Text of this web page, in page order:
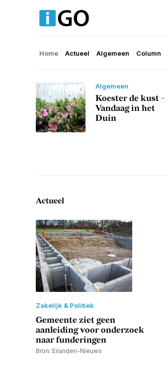
Home Actueel Algemeen Column
Algemeen
Koester de kust -
Vandaag in het
Duin
Actueel
Zakelijk & Politiek
Gemeente ziet geen
aanleiding voor onderzoek
naar funderingen
Bron: Eilanden-Nieuws